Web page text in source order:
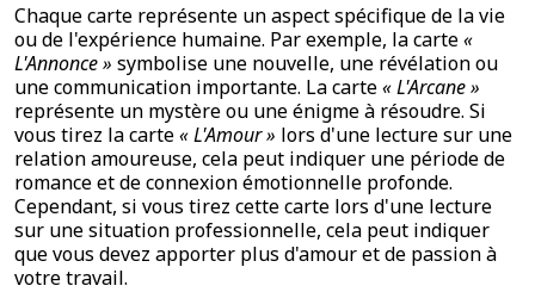
Chaque carte représente un aspect spécifique de la vie
ou de l'expérience humaine. Par exemple, la carte«
L'Annonce » symbolise une nouvelle, une révélation ou
une communication importante. La carte« L'Arcane »
représente un mystère ou une énigme à résoudre. Si
vous tirez la carte« L'Amour » lors d'une lecture sur une
relation amoureuse, cela peut indiquer une période de
romance et de connexion émotionnelle profonde.
Cependant, si vous tirez cette carte lors d'une lecture
sur une situation professionnelle, cela peut indiquer
que vous devez apporter plus d'amour et de passion à
votre travail.